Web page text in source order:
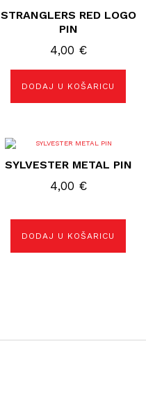
STRANGLERS RED LOGO
PIN
4,00 €
DODAJ U KOŠARICU
SYLVESTER METAL PIN
4,00 €
DODAJ U KOŠARICU